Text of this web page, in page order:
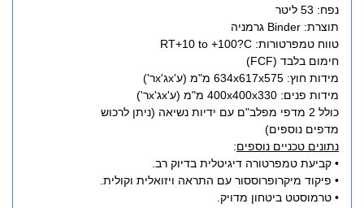
נפח: 53 ליטר
תוצרת: Binder גרמניה
טווח טמפרטורות: RT+10 to +100?C
חימום בלבד (FCF)
מידות חוץ: 634x617x575 מ"מ (ע'xג'xר')
מידות פנים: 400x400x330 מ"מ (ע'xג'xר')
כולל 2 מדפי מפלב"ם עם ידיות נשיאה (ניתן לרכוש
מדפים נוספים)
נתונים טכניים נוספים:
• קביעת טמפרטורה דיגיטלית בדיוק רב.
• פיקוד מיקרופרוססור עם התראה ויזואלית וקולית.
• טרמוסטט ביטחון מדויק.